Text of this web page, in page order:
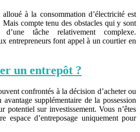
à la consommation d’électricité est
compte tenu des obstacles qui y sont
tâche relativement complexe.
entrepreneurs font appel à un courtier en
un entrepôt ?
confrontés à la décision d’acheter ou
supplémentaire de la possession
potentiel sur investissement. Vous n’êtes
espace d’entreposage uniquement pour